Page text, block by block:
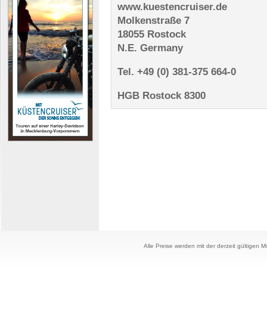
www.kuestencruiser.de
Molkenstraße 7
18055 Rostock
N.E. Germany
Tel. +49 (0) 381-375 664-0
HGB Rostock 8300
Alle Preise werden mit der derzeit gültigen